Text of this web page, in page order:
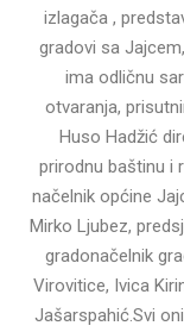
izlagača ,
gradovi sa
ima odličnu
otvaranja,
Huso Hadžić
prirodnu baštinu i
načelnik općine
Mirko Ljubez,
gradonačelnik
Virovitice, Ivica
Jašarspahić.Svi